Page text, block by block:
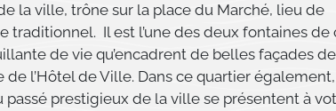
la ville, trône sur la place du Marché, lieu de
traditionnel. Il est l’une des deux fontaines de
de vie qu’encadrent de belles façades
l’Hôtel de Ville. Dans ce quartier
prestigieux de la ville se présentent à